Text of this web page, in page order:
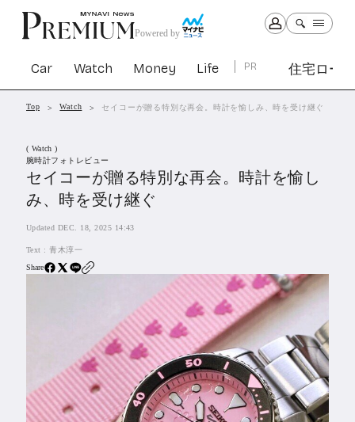
Powered by
Car Watch Money Life PR 住宅ロー
Car Watch
PR
住宅ローン
SBIネオトレード証券
Feature
Series
Top Watch セイコーが贈る特別な再会。時計を愉しみ、時を受け継ぐ
( Watch )
腕時計フォトレビュー
セイコーが贈る特別な再会。時計を愉し
み、時を受け継ぐ
Updated DEC. 18, 2025 14:43
Text :青木淳一
Share